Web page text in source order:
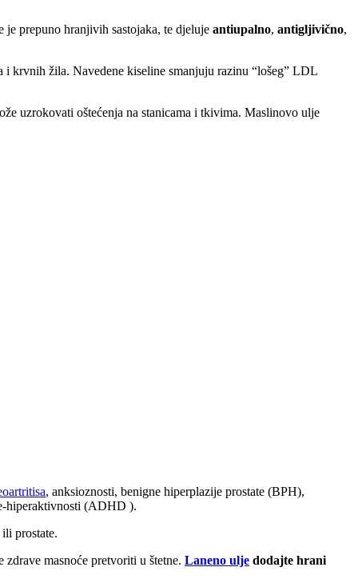
prepuno hranjivih sastojaka, te djeluje antiupalno, antigljivično,
krvnih žila. Navedene kiseline smanjuju razinu “lošeg” LDL
uzrokovati oštećenja na stanicama i tkivima. Maslinovo ulje
, anksioznosti, benigne hiperplazije prostate (BPH),
hiperaktivnosti (ADHD ).
prostate.
masnoće pretvoriti u štetne. Laneno ulje dodajte hrani